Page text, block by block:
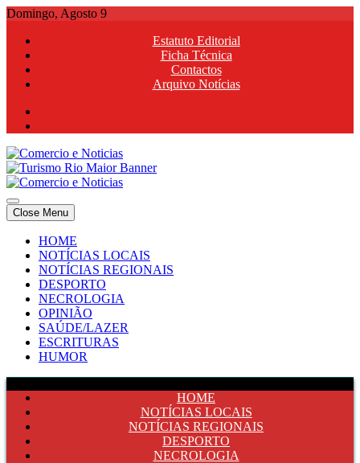
Skip
content
Domingo, Agosto 9
Estatuto Editorial
Ficha Técnica
Contactos
Arquivo Notícias
Comercio e Noticias
Notícias e Publicidade Online
Comercio e Noticias
Notícias e Publicidade Online
Close Menu
HOME
NOTÍCIAS LOCAIS
NOTÍCIAS REGIONAIS
DESPORTO
NECROLOGIA
OPINIÃO
SAÚDE/LAZER
ESCRITURAS
HUMOR
HOME
NOTÍCIAS LOCAIS
NOTÍCIAS REGIONAIS
DESPORTO
NECROLOGIA